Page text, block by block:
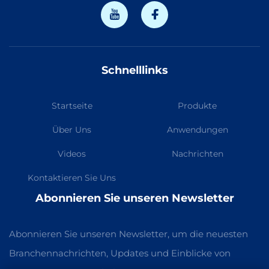
Schnelllinks
Startseite Produkte
Über Uns Anwendungen
Videos Nachrichten
Kontaktieren Sie Uns
Abonnieren Sie unseren Newsletter
Abonnieren Sie unseren Newsletter, um die neuesten
Branchennachrichten, Updates und Einblicke von